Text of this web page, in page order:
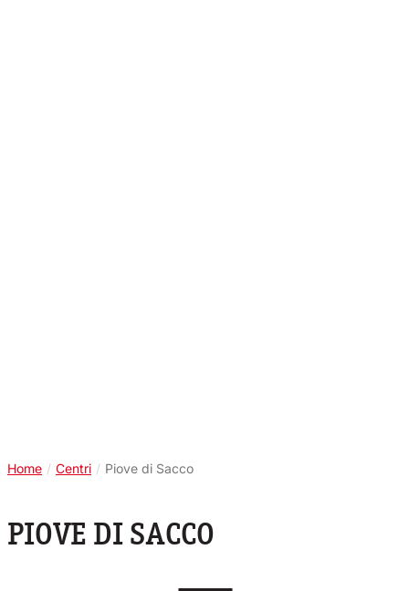
Home / Centri / Piove di Sacco
PIOVE DI SACCO